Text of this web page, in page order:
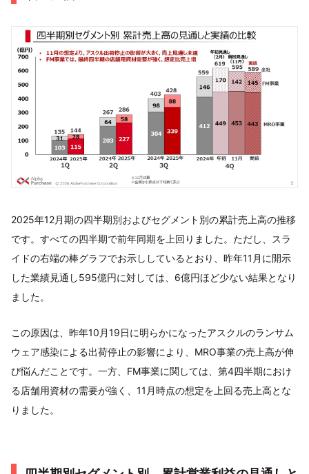
2025年12月期の四半期別およびセグメント別の累計売上高の推移
です。すべての四半期で前年同期を上回りました。ただし、スラ
イドの右端の棒グラフでお示ししているとおり、昨年11月に開示
した業績見通し595億円に対しては、6億円ほど少ない結果となり
ました。
この原因は、昨年10月19日に明らかになったアスクルのランサム
ウェア感染による出荷停止の影響により、MRO事業の売上高が伸
び悩んだことです。一方、FM事業に関しては、第4四半期におけ
る店舗用資材の需要が強く、11月時点の想定を上回る売上高とな
りました。